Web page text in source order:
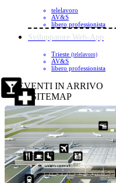
telelavoro
AV&S
libero professionista
Sviluppatore Web-App
Trieste (telelavoro)
AV&S
libero professionista
EVENTI IN ARRIVO
SITEMAP